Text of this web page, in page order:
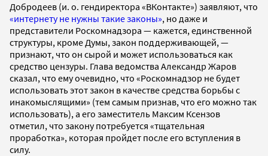
Добродеев (и. о. гендиректора «ВКонтакте») заявляют, что
«интернету не нужны такие законы», но даже и
представители Роскомнадзора — кажется, единственной
структуры, кроме Думы, закон поддерживающей, —
признают, что он сырой и может использоваться как
средство цензуры. Глава ведомства Александр Жаров
сказал, что ему очевидно, что «Роскомнадзор не будет
использовать этот закон в качестве средства борьбы с
инакомыслящими» (тем самым признав, что его можно так
использовать), а его заместитель Максим Ксензов
отметил, что закону потребуется «тщательная
проработка», которая пройдет после его вступления в
силу.